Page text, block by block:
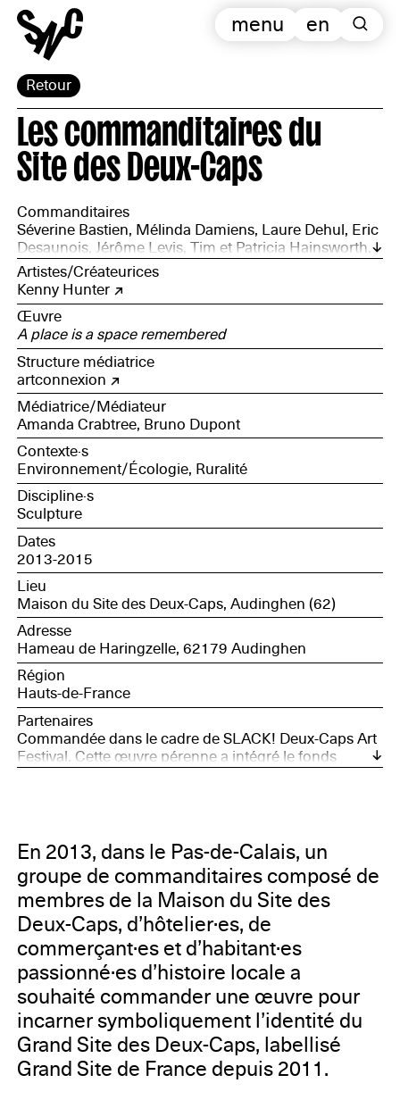
Retour
en
menu
Les commanditaires du
Site des Deux-Caps
Commanditaires
Séverine Bastien, Mélinda Damiens, Laure Dehul, Eric
Desaunois, Jérôme Levis, Tim et Patricia Hainsworth,
employé·es de la Maison du Site, hôtelier·es,
commerçant·es et amateur·ices.
Artistes/Créateurices
Kenny Hunter
Œuvre
A place is a space remembered
Structure médiatrice
artconnexion
Médiatrice/Médiateur
Amanda Crabtree, Bruno Dupont
Contexte·s
Environnement/Écologie, Ruralité
Discipline·s
Sculpture
Dates
2013-2015
Lieu
Maison du Site des Deux-Caps, Audinghen (62)
Adresse
Hameau de Haringzelle, 62179 Audinghen
Région
Hauts-de-France
Partenaires
Commandée dans le cadre de SLACK! Deux-Caps Art
Festival. Cette œuvre pérenne a intégré le fonds
d'œuvres d'art du Département du Pas-de-Calais.
En 2013, dans le Pas-de-Calais, un
groupe de commanditaires composé de
membres de la Maison du Site des
Deux-Caps, d’hôtelier·es, de
commerçant·es et d’habitant·es
passionné·es d’histoire locale a
souhaité commander une œuvre pour
incarner symboliquement l’identité du
Grand Site des Deux-Caps, labellisé
Grand Site de France depuis 2011.